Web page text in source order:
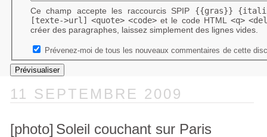
Ce champ accepte les raccourcis SPIP {{gras}}
[texte->url]
<quote> <code>et le code HTML <q>
créer des paragraphes, laissez simplement des lignes vides.
Prévenez-moi de tous les nouveaux commentaires de cette
11 SEPTEMBRE 2009
[photo] Soleil couchant sur Paris